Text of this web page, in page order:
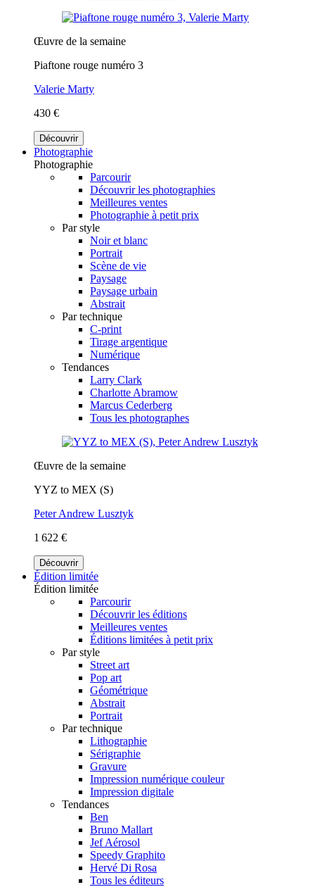
Œuvre de la semaine
Piaftone rouge numéro 3
Valerie Marty
430 €
Découvrir
Photographie
Photographie
Parcourir
Découvrir les photographies
Meilleures ventes
Photographie à petit prix
Par style
Noir et blanc
Portrait
Scène de vie
Paysage
Paysage urbain
Abstrait
Par technique
C-print
Tirage argentique
Numérique
Tendances
Larry Clark
Charlotte Abramow
Marcus Cederberg
Tous les photographes
Œuvre de la semaine
YYZ to MEX (S)
Peter Andrew Lusztyk
1 622 €
Découvrir
Édition limitée
Édition limitée
Parcourir
Découvrir les éditions
Meilleures ventes
Éditions limitées à petit prix
Par style
Street art
Pop art
Géométrique
Abstrait
Portrait
Par technique
Lithographie
Sérigraphie
Gravure
Impression numérique couleur
Impression digitale
Tendances
Ben
Bruno Mallart
Jef Aérosol
Speedy Graphito
Hervé Di Rosa
Tous les éditeurs